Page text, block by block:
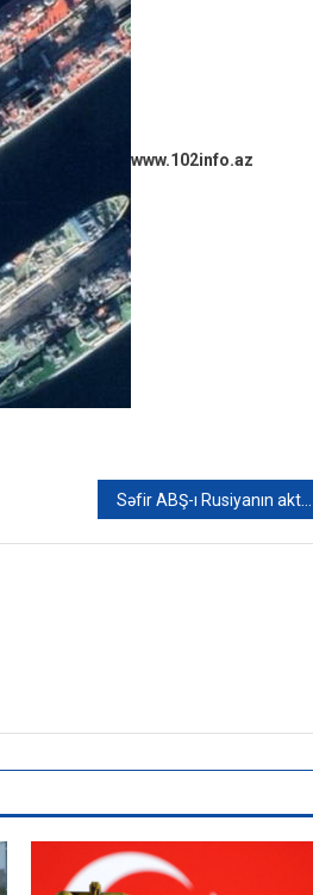
www.102info.az
Səfir ABŞ-ı Rusiyanın aktivlərini oğurlamaqda ittiham etdi